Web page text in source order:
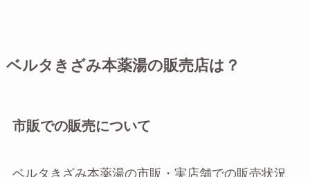
ベルタきざみ本薬湯の販売店は？
市販での販売について
ベルタきざみ本薬湯の市販・実店舗での販売状況